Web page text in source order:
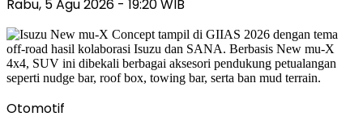
Rabu, 5 Agu 2026 - 19:20 WIB
Otomotif